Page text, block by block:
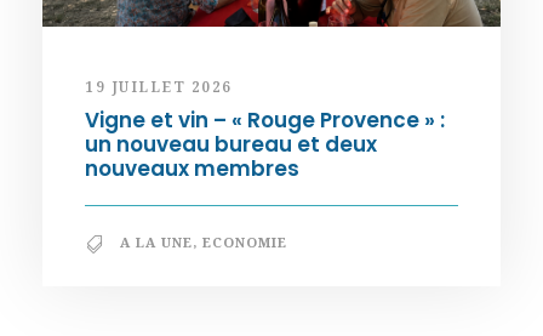
19 JUILLET 2026
Vigne et vin – « Rouge Provence » :
un nouveau bureau et deux
nouveaux membres
A LA UNE, ECONOMIE